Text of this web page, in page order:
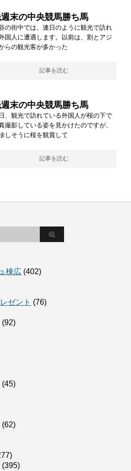
末の中央競馬勝ち馬
の街中では、連日のように観光で訪れ
国人に遭遇します。以前は、割とアジ
らの観光客が多かった
記事を読む
末の中央競馬勝ち馬
、観光で訪れている外国人が桜の下で
撮影している姿を見かけたのですが、
しそうに桜を観賞して
記事を読む
棟広 (402)
ゼント (76)
(92)
(45)
(62)
(395)